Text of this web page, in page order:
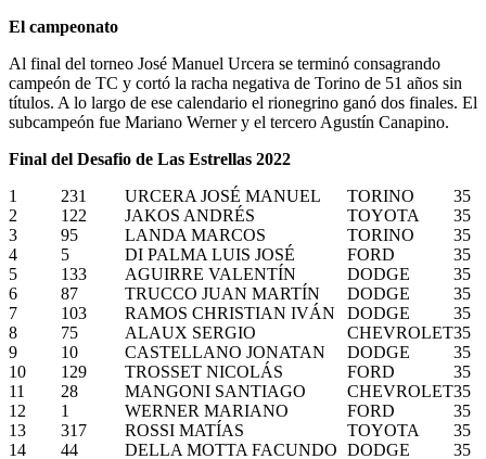
El campeonato
Al final del torneo José Manuel Urcera se terminó consagrando
campeón de TC y cortó la racha negativa de Torino de 51 años sin
títulos. A lo largo de ese calendario el rionegrino ganó dos finales. El
subcampeón fue Mariano Werner y el tercero Agustín Canapino.
Final del Desafio de Las Estrellas 2022
1
231 URCERA JOSÉ MANUEL TORINO
35
2
122 JAKOS ANDRÉS TOYOTA
35
3
95 LANDA MARCOS TORINO
35
4
5 DI PALMA LUIS JOSÉ FORD
35
5
133 AGUIRRE VALENTÍN DODGE
35
6
87 TRUCCO JUAN MARTÍN DODGE
35
7
103 RAMOS CHRISTIAN IVÁN DODGE
35
8
75 ALAUX SERGIO CHEVROLET35
9
10 CASTELLANO JONATAN DODGE
35
10
129 TROSSET NICOLÁS FORD
35
11
28 MANGONI SANTIAGO CHEVROLET35
12
1 WERNER MARIANO FORD
35
13
317 ROSSI MATÍAS TOYOTA
35
14
44 DELLA MOTTA FACUNDO DODGE 35